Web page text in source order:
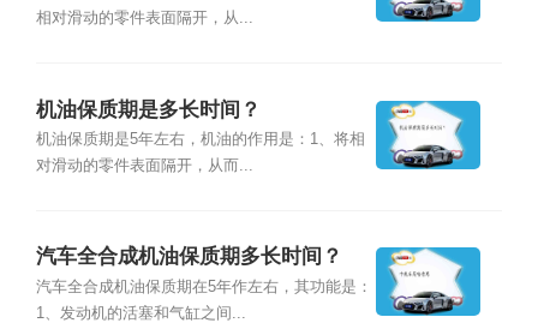
相对滑动的零件表面隔开，从...
机油保质期是多长时间？
机油保质期是5年左右，机油的作用是：1、将相
对滑动的零件表面隔开，从而...
汽车全合成机油保质期多长时间？
汽车全合成机油保质期在5年作左右，其功能是：
1、发动机的活塞和气缸之间...